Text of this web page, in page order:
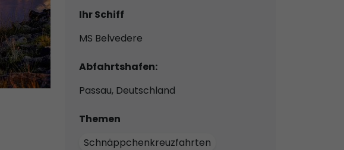
Ihr Schiff
MS Belvedere
Abfahrtshafen:
Passau, Deutschland
Themen
Schnäppchenkreuzfahrten